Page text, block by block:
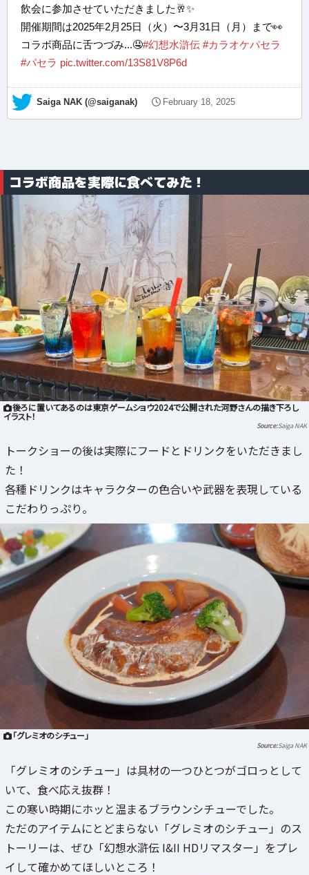
飲会に参加させていただきました🥂✨
開催期間は2025年2月25日（火）〜3月31日（月）まで👀
コラボ商品に舌つづみ...🤤#幻想水滸伝 #カラオケパセラ
#パセラ pic.twitter.com/13S81V8P6d
— Saiga NAK (@saiganak) February 18, 2025
コラボ商品を実際に食べてみた！
後ろに置いてあるのは東京ゲームショウ2024で公開された河野さんの描き下ろし
イラスト！
Saiga NAK
トークショーの後は実際にフードとドリンクをいただきまし
た！
各種ドリンクはキャラクターの色合いや武器を表現している
こだわりっぷり。
「グレミオのシチュー」
Saiga NAK
「グレミオのシチュー」は具材の一つひとつがゴロっとして
いて、食べ応え抜群！
この寒い時期にホッと温まるブラウンシチューでした。
ただのアイテムにとどまらない「グレミオのシチュー」のス
トーリーは、ぜひ「幻想水滸伝 I&II HDリマスター」をプレ
イして確かめてほしいところ！